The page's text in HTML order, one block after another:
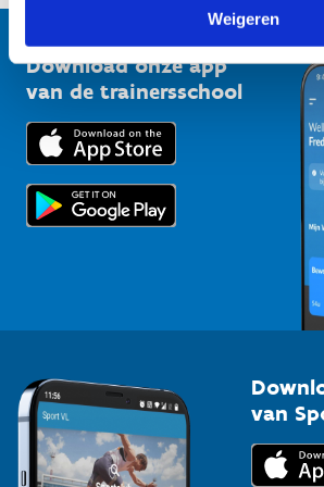
Weigeren
Bedrijven
Trainers en begeleiders
Topsporters
Vlaamse Trainersschool
Kennisplatform
Downloads
Voor de pers
Download onze app
van de trainersschool
van